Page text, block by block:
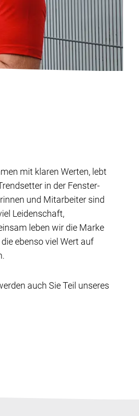
mit klaren Werten, lebt
in der Fenster-
und Mitarbeiter sind
Leidenschaft,
leben wir die Marke
ebenso viel Wert auf
auch Sie Teil unseres